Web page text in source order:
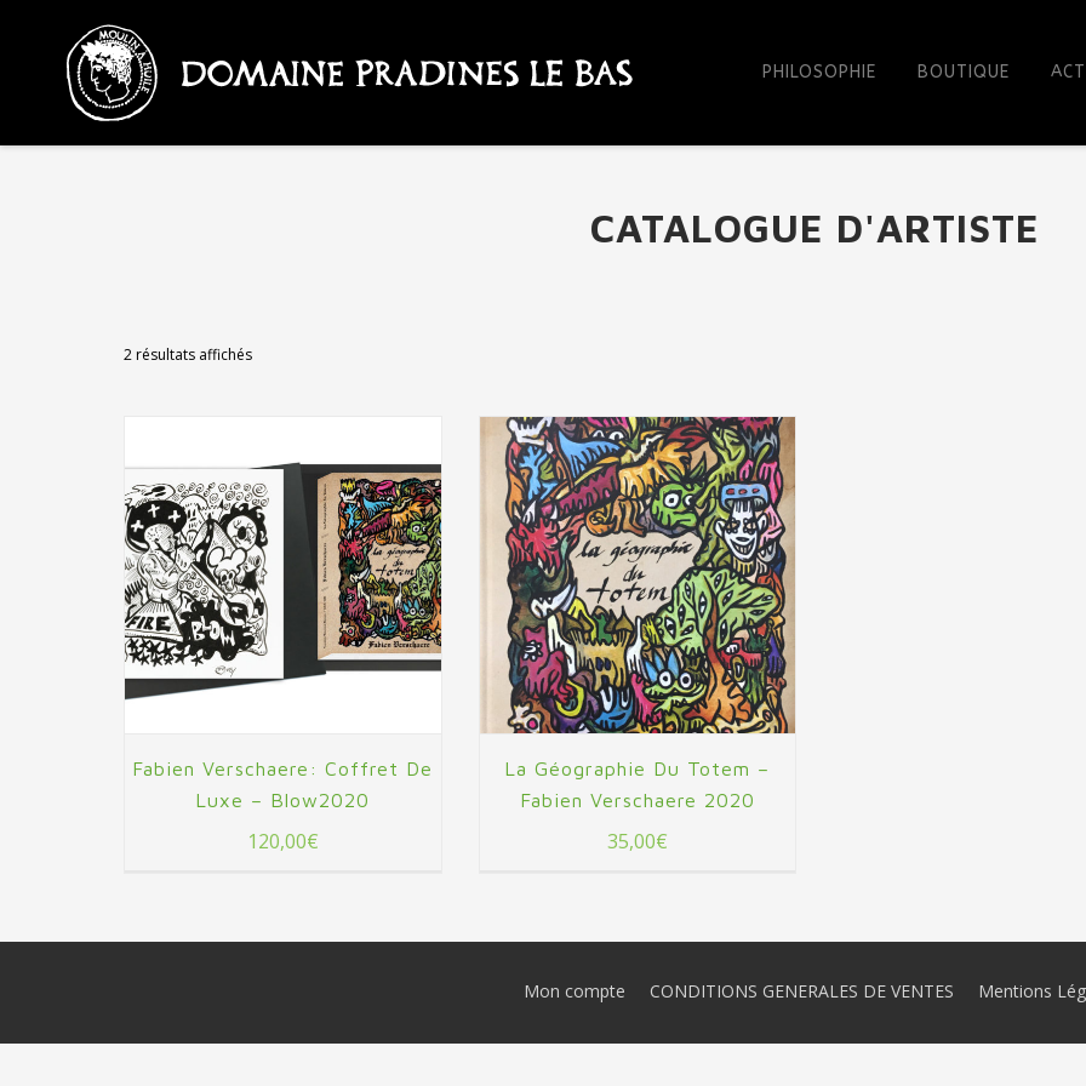
content
PHILOSOPHIE BOUTIQUE
CATALOGUE D'ARTISTE
2 résultats affichés
Fabien Verschaere: Coffret De
Luxe – Blow2020
120,00€
La Géographie Du Totem –
Fabien Verschaere 2020
35,00€
Mon compte CONDITIONS GENERALES DE VENTES Mentions